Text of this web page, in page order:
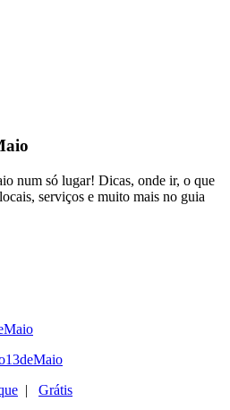
num só lugar! Dicas, onde ir, o que
serviços e muito mais no guia
| Grátis